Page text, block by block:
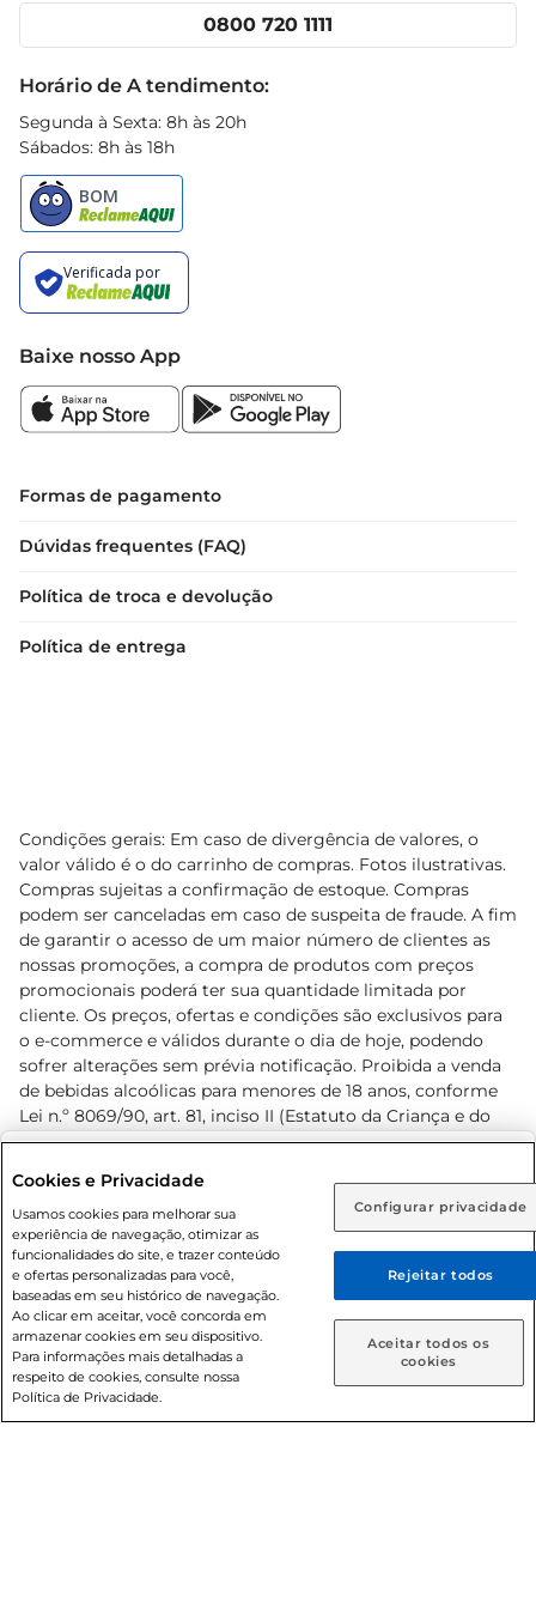
Rio de Janeiro (RJ) Goiás (GO)
Ou
Caso queira comprar online, informe como deseja receber
suas compras:
Entrega em casa Retire em Loja
Cencosud Media
0800 720 1111
Horário de A tendimento:
Segunda à Sexta: 8h às 20h
Sábados: 8h às 18h
Baixe nosso App
Formas de pagamento
Dúvidas frequentes (FAQ)
Política de troca e devolução
Política de entrega
Condições gerais: Em caso de divergência de valores, o
valor válido é o do carrinho de compras. Fotos ilustrativas.
Compras sujeitas a confirmação de estoque. Compras
podem ser canceladas em caso de suspeita de fraude. A fim
de garantir o acesso de um maior número de clientes as
nossas promoções, a compra de produtos com preços
promocionais poderá ter sua quantidade limitada por
cliente. Os preços, ofertas e condições são exclusivos para
o e-commerce e válidos durante o dia de hoje, podendo
sofrer alterações sem prévia notificação. Proibida a venda
de bebidas alcoólicas para menores de 18 anos, conforme
Lei n.º 8069/90, art. 81, inciso II (Estatuto da Criança e do
Adolescente). Preços e condições exclusivos para o
prévio. O valor mínimo para as compras on-line é de R$
80,00.
© 2026 Copyright. Todos os direitos
reservados Prezunic.
Cookies e Privacidade
Usamos cookies para melhorar sua
experiência de navegação, otimizar as
funcionalidades do site, e trazer conteúdo
e ofertas personalizadas para você,
baseadas em seu histórico de navegação.
Ao clicar em aceitar, você concorda em
armazenar cookies em seu dispositivo.
Para informações mais detalhadas a
respeito de cookies, consulte nossa
Política de Privacidade.
Configurar privacidade
Rejeitar todos
Aceitar todos os
cookies